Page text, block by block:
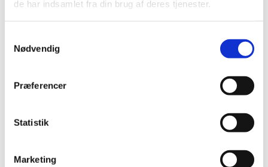
de har indsamlet fra din brug af deres tjenester.
Nødvendig
Præferencer
Statistik
Marketing